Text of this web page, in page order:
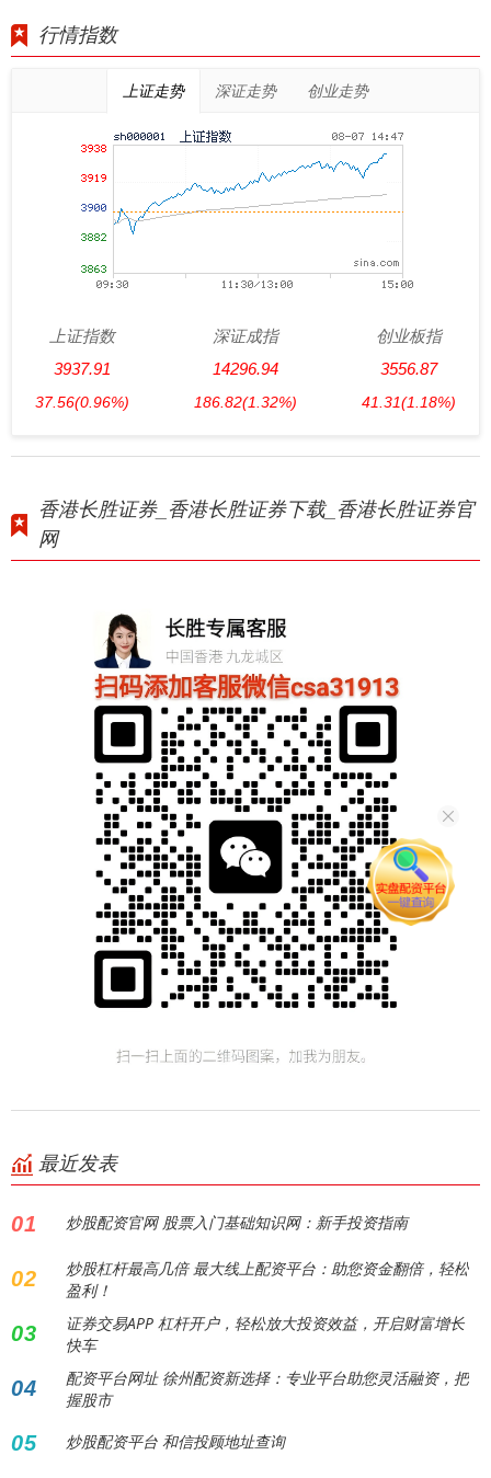
行情指数
上证走势 深证走势 创业走势
上证指数
3937.91
37.56(0.96%)
深证成指
14296.94
186.82(1.32%)
创业板指
3556.87
41.31(1.18%)
香港长胜证券_香港长胜证券下载_香港长胜证券官
网
最近发表
01 炒股配资官网 股票入门基础知识网：新手投资指南
02
炒股杠杆最高几倍 最大线上配资平台：助您资金翻倍，轻松
盈利！
03
证券交易APP 杠杆开户，轻松放大投资效益，开启财富增长
快车
04
配资平台网址 徐州配资新选择：专业平台助您灵活融资，把
握股市
05 炒股配资平台 和信投顾地址查询